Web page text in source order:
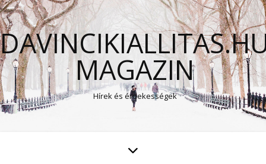
MAGAZIN
Hírek és érdekességek